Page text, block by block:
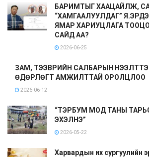
БАРИМТЫГ ХААЦАЙЛЖ,
“ХАМГААЛУУЛДАГ”
ЯМАР ХАРИУЦЛАГА
САЙД АА?
2026-06-25
ЗАМ, ТЭЭВРИЙН САЛБАРЫН
ӨДӨРЛӨГТ АМЖИЛТТАЙ ОРОЛЦЛОО
2026-06-12
“ТЭРБУМ МОД ТАНЫ
ЭХЭЛНЭ”
2026-05-22
Харвардын их сургуулийн